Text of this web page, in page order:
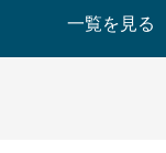
一覧を見る